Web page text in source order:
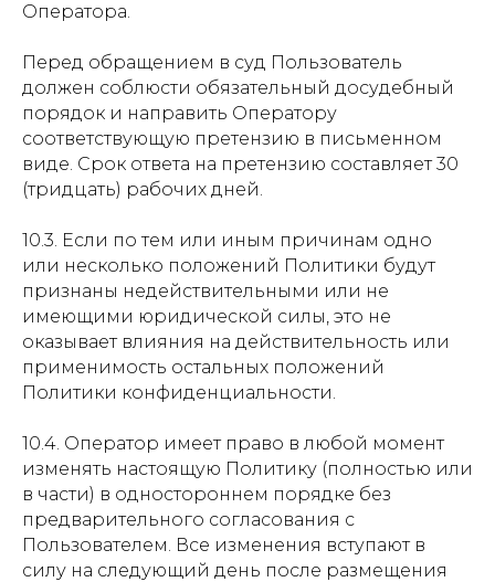
Оператора.
Перед обращением в суд Пользователь
должен соблюсти обязательный досудебный
порядок и направить Оператору
соответствующую претензию в письменном
виде. Срок ответа на претензию составляет 30
(тридцать) рабочих дней.
10.3. Если по тем или иным причинам одно
или несколько положений Политики будут
признаны недействительными или не
имеющими юридической силы, это не
оказывает влияния на действительность или
применимость остальных положений
Политики конфиденциальности.
10.4. Оператор имеет право в любой момент
изменять настоящую Политику (полностью или
в части) в одностороннем порядке без
предварительного согласования с
Пользователем. Все изменения вступают в
силу на следующий день после размещения